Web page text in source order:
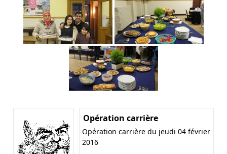
Opération carrière
Opération carrière du jeudi 04 février
2016